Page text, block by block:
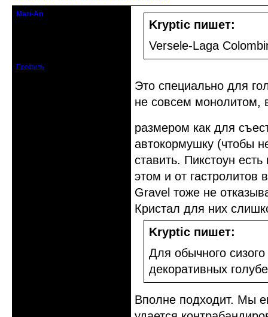
Mari-An
Профиль
Kryptic пишет:
Versele-Laga
Это специально для
не совсем монолитом,
размером как для
автокормушку (чтобы
ставить. Пикстоун
этом и от
Gravel тоже не
Кристал для них
Kryptic пишет:
Для обычного
декоративных
Вполне подходит. Мы